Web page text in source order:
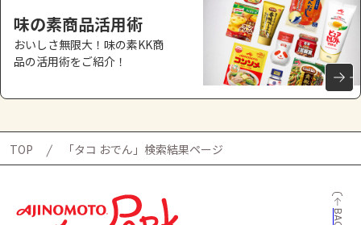
味の素商品活用術
おいしさ無限大！味の素KK商
品の活用術をご紹介！
TOP 「タコ おでん」検索結果ページ